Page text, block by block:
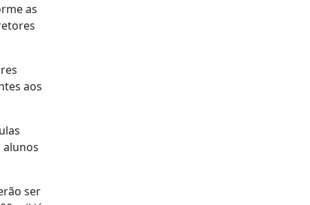
as
aos
alunos
ser